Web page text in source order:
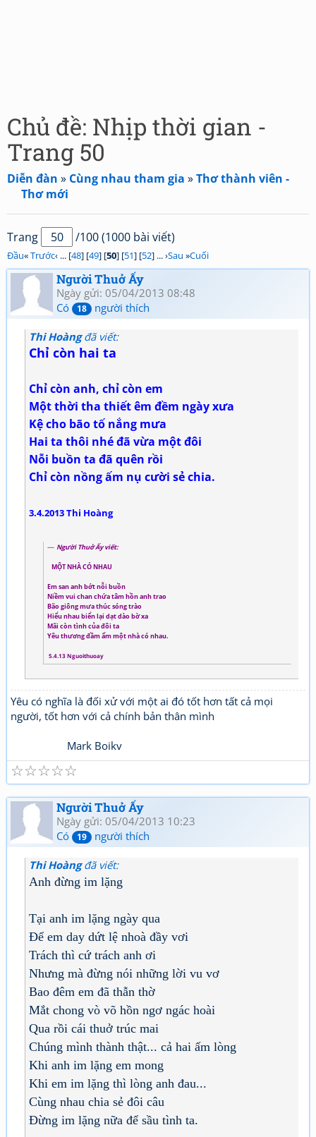
Chủ đề: Nhịp thời gian -
Trang 50
Diễn đàn » Cùng nhau tham gia »Thơ thành viên -
Thơ mới
Trang /100 (1000 bài viết)
Đầu«Trước‹ ... [48] [49] [50] [51] [52] ... ›Sau »Cuối
Người Thuở Ấy
Ngày gửi: 05/04/2013 08:48
Có
18 người thích
Thi Hoàngđã viết:
Chỉ còn hai ta
Chỉ còn anh, chỉ còn em
Một thời tha thiết êm đềm ngày xưa
Kệ cho bão tố nắng mưa
Hai ta thôi nhé đã vừa một đôi
Nỗi buồn ta đã quên rồi
Chỉ còn nồng ấm nụ cười sẻ chia.
3.4.2013 Thi Hoàng
Người Thuở Ấy viết:
MỘT NHÀ CÓ NHAU
Em san anh bớt nỗi buồn
Niềm vui chan chứa tâm hồn anh trao
Bão giông mưa thúc sóng trào
Hiểu nhau biển lại dạt dào bờ xa
Mãi còn tình của đôi ta
Yêu thương đầm ấm một nhà có nhau.
5.4.13 Nguoithuoay
Yêu có nghĩa là đối xử với một ai đó tốt hơn tất cả mọi
người, tốt hơn với cả chính bản thân mình
Mark Boikv
☆
☆
☆
☆
☆
Người Thuở Ấy
Ngày gửi: 05/04/2013 10:23
Có
19 người thích
Thi Hoàngđã viết:
Anh đừng im lặng
Tại anh im lặng ngày qua
Để em day dứt lệ nhoà đầy vơi
Trách thì cứ trách anh ơi
Nhưng mà đừng nói những lời vu vơ
Bao đêm em đã thẫn thờ
Mắt chong vò võ hồn ngơ ngác hoài
Qua rồi cái thuở trúc mai
Chúng mình thành thật... cả hai ấm lòng
Khi anh im lặng em mong
Khi em im lặng thì lòng anh đau...
Cùng nhau chia sẻ đôi câu
Đừng im lặng nữa để sầu tình ta.